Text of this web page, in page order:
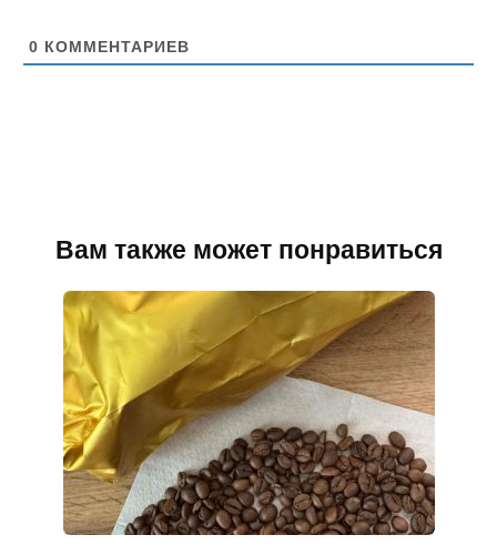
0 КОММЕНТАРИЕВ
Вам также может понравиться